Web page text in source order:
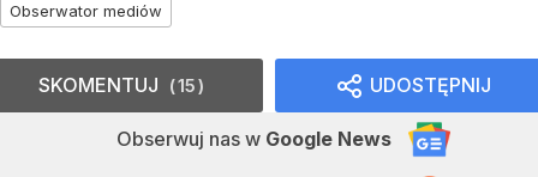
Obserwator mediów
UDOSTĘPNIJ
Obserwuj nas w Google News
SKOMENTUJ 15